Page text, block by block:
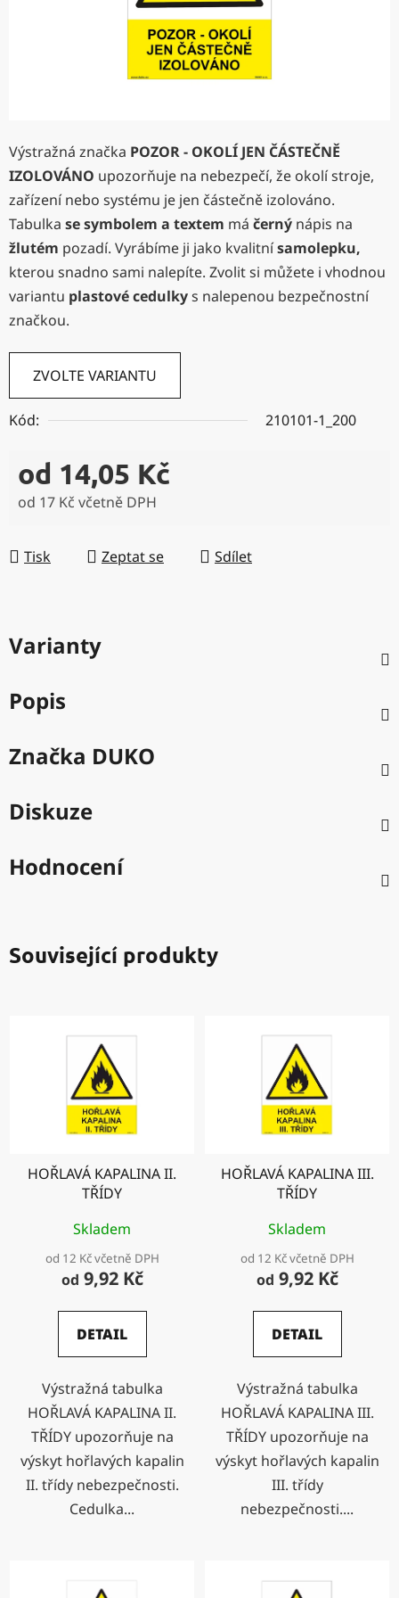
Výstražná značka POZOR - OKOLÍ JEN ČÁSTEČNĚ
IZOLOVÁNO upozorňuje na nebezpečí, že okolí stroje,
zařízení nebo systému je jen částečně izolováno.
Tabulka se symbolem a textem má černý nápis na
žlutém pozadí. Vyrábíme ji jako kvalitnísamolepku,
kterou snadno sami nalepíte. Zvolit si můžete i vhodnou
variantu plastové cedulkys nalepenou bezpečnostní
značkou.
ZVOLTE VARIANTU
Kód: 210101-1_200
od 14,05 Kč
od 17 Kč včetně DPH
Tisk
Zeptat se Sdílet
Varianty
Popis
Značka DUKO
Diskuze
Hodnocení
Související produkty
HOŘLAVÁ KAPALINA II.
TŘÍDY
Skladem
od 12 Kč včetně DPH
od 9,92 Kč
DETAIL
Výstražná tabulka
HOŘLAVÁ KAPALINA II.
TŘÍDY upozorňuje na
výskyt hořlavých kapalin
II. třídy nebezpečnosti.
Cedulka...
HOŘLAVÁ KAPALINA III.
TŘÍDY
Skladem
od 12 Kč včetně DPH
od 9,92 Kč
DETAIL
Výstražná tabulka
HOŘLAVÁ KAPALINA III.
TŘÍDY upozorňuje na
výskyt hořlavých kapalin
III. třídy
nebezpečnosti....